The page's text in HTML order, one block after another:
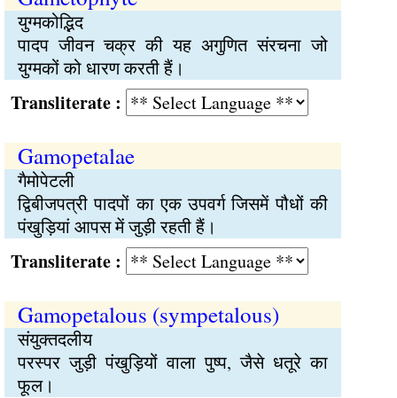
युग्मकोद्भिद
पादप जीवन चक्र की यह अगुणित संरचना जो
युग्मकों को धारण करती हैं।
:
Gamopetalae
गैमोपेटली
द्विबीजपत्री पादपों का एक उपवर्ग जिसमें पौधों की
पंखुड़ियां आपस में जुड़ी रहती हैं।
:
Gamopetalous (sympetalous)
संयुक्तदलीय
परस्पर जुड़ी पंखुड़ियों वाला पुष्प, जैसे धतूरे का
फूल।